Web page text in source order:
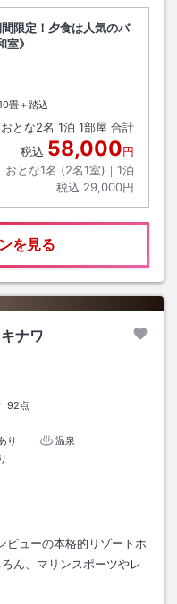
限定！夕食は人気のバ
》
畳＋踏込
おとな2名 1泊 1部屋 合計
税込 58,000円
おとな1名 (2名1室)｜ 1泊
税込 29,000円
を見る
ナワ
92点
り
温泉
ビューの本格的リゾートホ
ん、マリンスポーツやレ